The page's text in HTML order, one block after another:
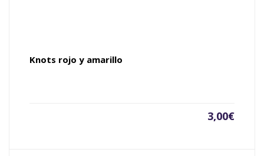
Knots rojo y amarillo
3,00€